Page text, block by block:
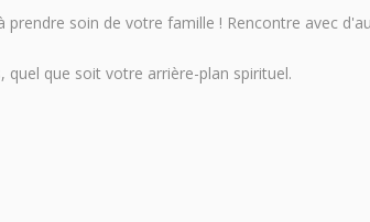
soin de votre famille ! Rencontre avec
que soit votre arrière-plan spirituel.